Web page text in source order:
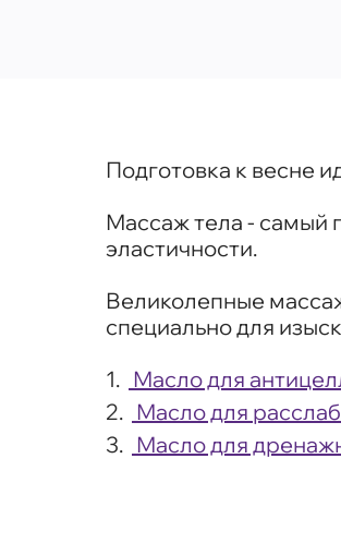
Подготовка к весне
Массаж тела - самый
эластичности.
Великолепные
специально для
Масло для
Масло для
Масло для